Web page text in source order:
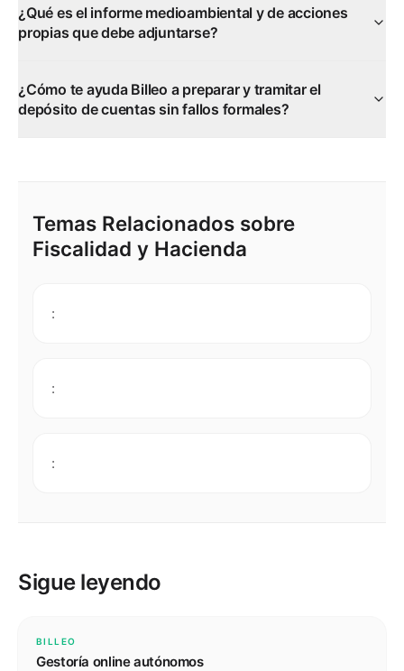
¿Qué es el informe medioambiental y de acciones
propias que debe adjuntarse?
¿Cómo te ayuda Billeo a preparar y tramitar el
depósito de cuentas sin fallos formales?
Temas Relacionados sobre
Fiscalidad y Hacienda
:
:
:
Sigue leyendo
BILLEO
Gestoría online autónomos